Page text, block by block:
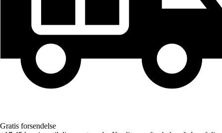
Gratis forsendelse